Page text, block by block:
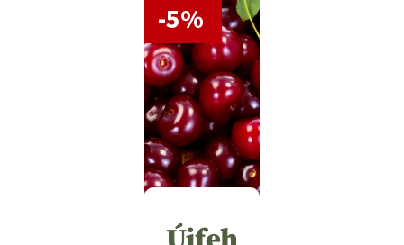
-5%